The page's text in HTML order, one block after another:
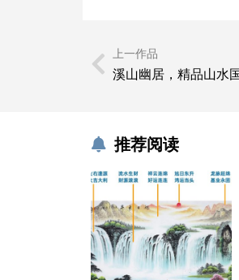
上一作品
溪山幽居，精品山水
推荐阅读